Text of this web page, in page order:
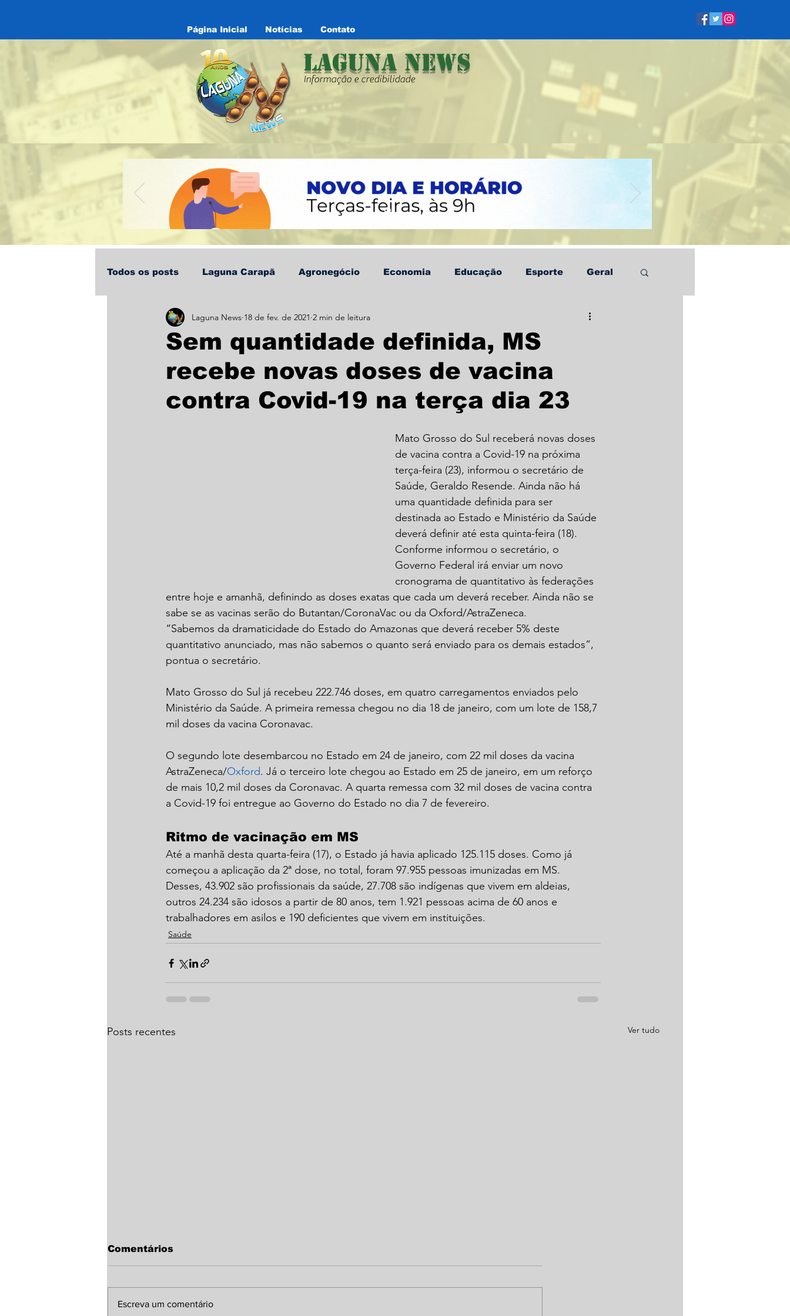
Página Inicial Notícias Contato
Laguna News
Informação e credibilidade
Todos os posts Laguna Carapã Agronegócio Economia Educação Esporte Geral
Policial Política Saúde Informe Publicitário
Sem quantidade definida, MS
recebe novas doses de vacina
contra Covid-19 na terça dia 23
Laguna News 18 de fev. de 2021 2 min de leitura
Mato Grosso do Sul receberá novas doses
de vacina contra a Covid-19 na próxima
terça-feira (23), informou o secretário de
Saúde, Geraldo Resende. Ainda não há
uma quantidade definida para ser
destinada ao Estado e Ministério da Saúde
deverá definir até esta quinta-feira (18).
Conforme informou o secretário, o
Governo Federal irá enviar um novo
cronograma de quantitativo às federações
entre hoje e amanhã, definindo as doses exatas que cada um deverá receber. Ainda não se
sabe se as vacinas serão do Butantan/CoronaVac ou da Oxford/AstraZeneca.
“Sabemos da dramaticidade do Estado do Amazonas que deverá receber 5% deste
quantitativo anunciado, mas não sabemos o quanto será enviado para os demais estados”,
pontua o secretário.
Mato Grosso do Sul já recebeu 222.746 doses, em quatro carregamentos enviados pelo
Ministério da Saúde. A primeira remessa chegou no dia 18 de janeiro, com um lote de 158,7
mil doses da vacina Coronavac.
O segundo lote desembarcou no Estado em 24 de janeiro, com 22 mil doses da vacina
AstraZeneca/Oxford. Já o terceiro lote chegou ao Estado em 25 de janeiro, em um reforço
de mais 10,2 mil doses da Coronavac. A quarta remessa com 32 mil doses de vacina contra
a Covid-19 foi entregue ao Governo do Estado no dia 7 de fevereiro.
Ritmo de vacinação em MS
Até a manhã desta quarta-feira (17), o Estado já havia aplicado 125.115 doses. Como já
começou a aplicação da 2ª dose, no total, foram 97.955 pessoas imunizadas em MS.
Desses, 43.902 são profissionais da saúde, 27.708 são indígenas que vivem em aldeias,
outros 24.234 são idosos a partir de 80 anos, tem 1.921 pessoas acima de 60 anos e
trabalhadores em asilos e 190 deficientes que vivem em instituições.
Saúde
Posts recentes Ver tudo
Comentários
Escreva um comentário